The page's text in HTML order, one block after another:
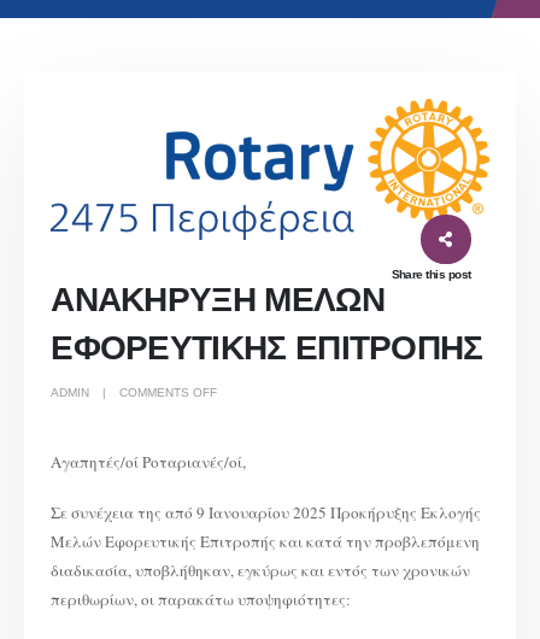
Share this post
ΑΝΑΚΗΡΥΞΗ ΜΕΛΩΝ
ΕΦΟΡΕΥΤΙΚΗΣ ΕΠΙΤΡΟΠΗΣ
ADMIN COMMENTS OFFON
Αγαπητές/οί Ροταριανές/οί,
Σε συνέχεια της από 9 Ιανουαρίου 2025 Προκήρυξης Εκλογής
Μελών Εφορευτικής Επιτροπής και κατά την προβλεπόμενη
διαδικασία, υποβλήθηκαν, εγκύρως και εντός των χρονικών
περιθωρίων, οι παρακάτω υποψηφιότητες: